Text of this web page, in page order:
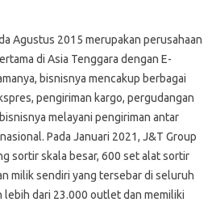
Agustus 2015 merupakan perusahaan
di Asia Tenggara dengan E-
bisnisnya mencakup berbagai
pengiriman kargo, pergudangan
melayani pengiriman antar
Pada Januari 2021, J&T Group
sortir skala besar, 600 set alat sortir
milik sendiri yang tersebar di seluruh
lebih dari 23.000 outlet dan memiliki